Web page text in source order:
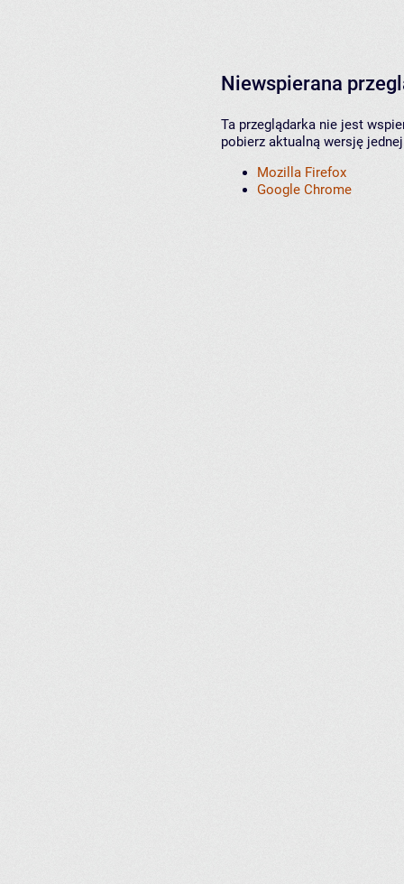
Niewspierana
Ta przeglądarka nie jest
pobierz aktualną wersję
Mozilla Firefox
Google Chrome